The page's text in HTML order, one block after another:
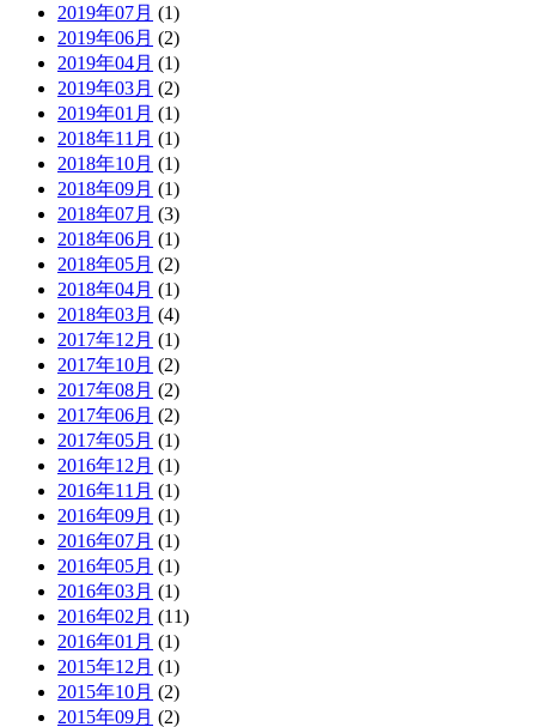
2019年07月 (1)
2019年06月 (2)
2019年04月 (1)
2019年03月 (2)
2019年01月 (1)
2018年11月 (1)
2018年10月 (1)
2018年09月 (1)
2018年07月 (3)
2018年06月 (1)
2018年05月 (2)
2018年04月 (1)
2018年03月 (4)
2017年12月 (1)
2017年10月 (2)
2017年08月 (2)
2017年06月 (2)
2017年05月 (1)
2016年12月 (1)
2016年11月 (1)
2016年09月 (1)
2016年07月 (1)
2016年05月 (1)
2016年03月 (1)
2016年02月 (11)
2016年01月 (1)
2015年12月 (1)
2015年10月 (2)
2015年09月 (2)